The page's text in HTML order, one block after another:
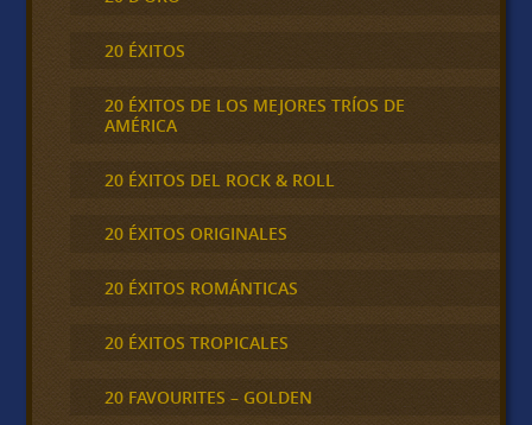
20 ÉXITOS
20 ÉXITOS DE LOS MEJORES TRÍOS DE
AMÉRICA
20 ÉXITOS DEL ROCK & ROLL
20 ÉXITOS ORIGINALES
20 ÉXITOS ROMÁNTICAS
20 ÉXITOS TROPICALES
20 FAVOURITES – GOLDEN